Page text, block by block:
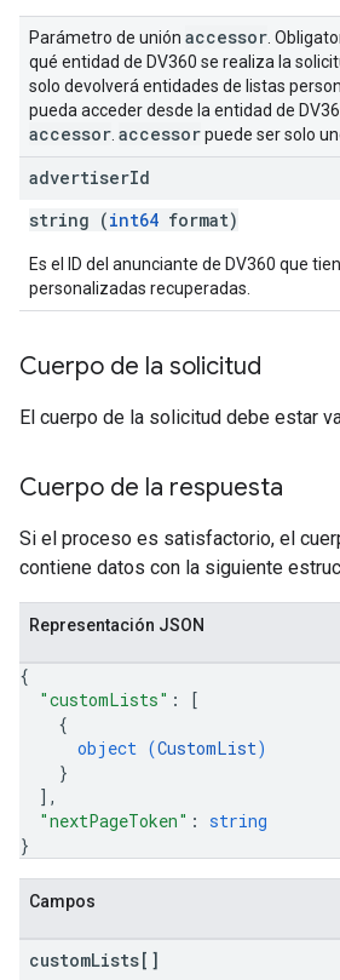
Parámetro de unión accessor .
qué entidad de DV360 se realiza la
solo devolverá entidades de listas
pueda acceder desde la entidad de
accessor accessorpuede ser solo
advertiserId
string (int64 format)
Es el ID del anunciante de DV360 que
personalizadas recuperadas.
Cuerpo de la solicitud
El cuerpo de la solicitud debe estar
Cuerpo de la respuesta
Si el proceso es satisfactorio, el
contiene datos con la siguiente
Representación JSON
{
"customLists" :
[
{
object (CustomList)
}
] ,
"nextPageToken" : string
}
Campos
customLists[]